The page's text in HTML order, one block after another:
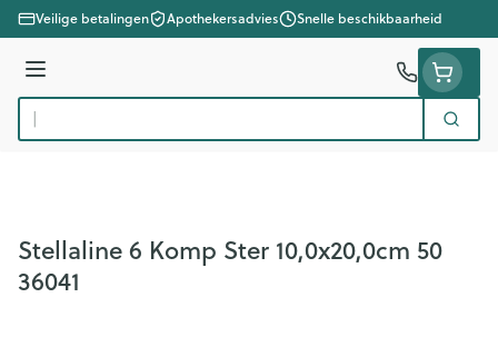
Ga naar de inhoud
Veilige betalingen Apothekersadvies Snelle beschikbaarheid
Menu
Product, merk, categorie...
Zoek
Stellaline 6 Komp Ster 10,0x20,0cm 50
36041